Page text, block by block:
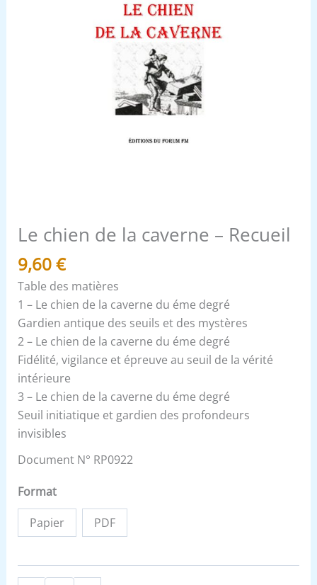
Le chien de la caverne – Recueil
9,60€
Table des matières
1 – Le chien de la caverne du éme degré
Gardien antique des seuils et des mystères
2 – Le chien de la caverne du éme degré
Fidélité, vigilance et épreuve au seuil de la vérité
intérieure
3 – Le chien de la caverne du éme degré
Seuil initiatique et gardien des profondeurs
invisibles
Document N° RP0922
Format
Papier PDF